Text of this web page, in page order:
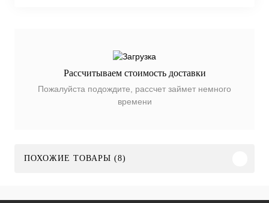
Рассчитываем стоимость доставки
Пожалуйста подождите, рассчет займет немного
времени
ПОХОЖИЕ ТОВАРЫ (8)